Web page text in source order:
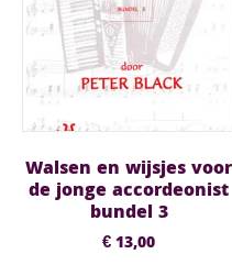
Walsen en wijsjes voor
de jonge accordeonist
bundel 3
€13,00